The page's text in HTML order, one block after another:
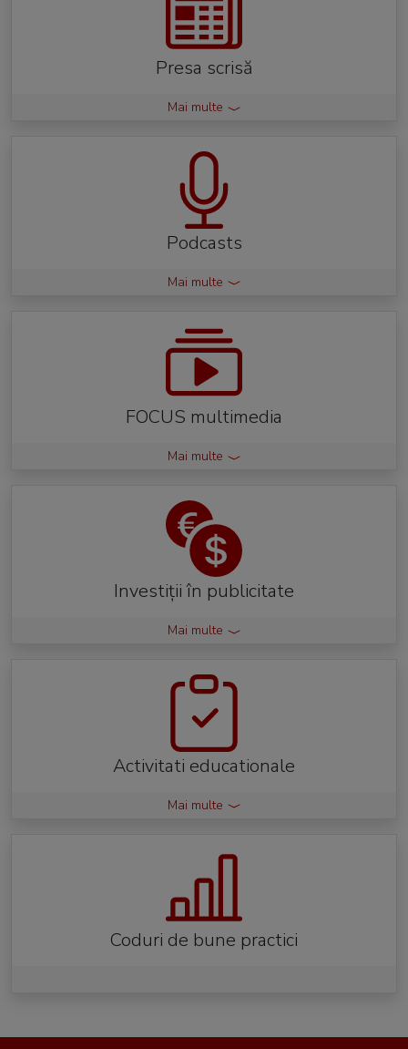
Presa scrisă
Mai multe
Podcasts
Mai multe
FOCUS multimedia
Mai multe
Investiții în publicitate
Mai multe
Activitati educationale
Mai multe
Coduri de bune practici